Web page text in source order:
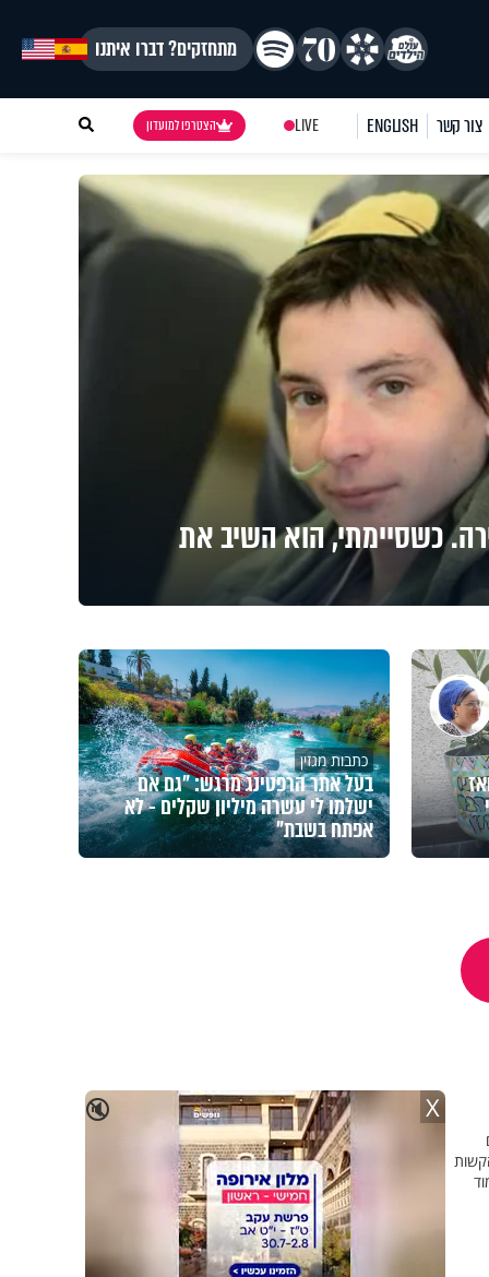
מתחזקים? דברו איתנו
צור קשר ENGLISH
LIVE הצטרפו למועדון
כשסיימתי, הוא השיב את
כתבות מגזין
בעל אתר הרפטינג מרגש: "גם אם
ישלמו לי עשרה מיליון שקלים - לא
אפתח בשבת"
והשיבה לשאלות הקשות
🔇 X